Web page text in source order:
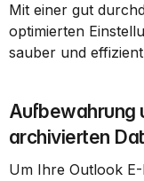
Mit einer gut
optimierten
sauber und
Aufbewahrung
archivierten
Um Ihre Outlook